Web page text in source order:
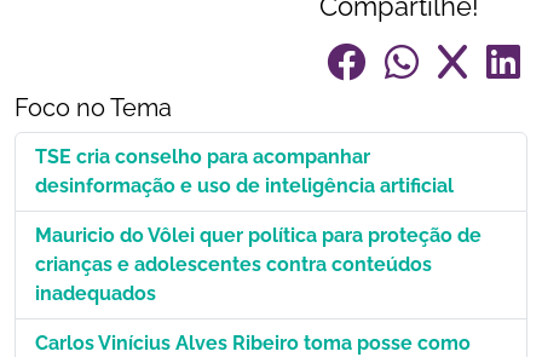
Compartilhe!
Foco no Tema
TSE cria conselho para acompanhar
desinformação e uso de inteligência artificial
Mauricio do Vôlei quer política para proteção de
crianças e adolescentes contra conteúdos
inadequados
Carlos Vinícius Alves Ribeiro toma posse como